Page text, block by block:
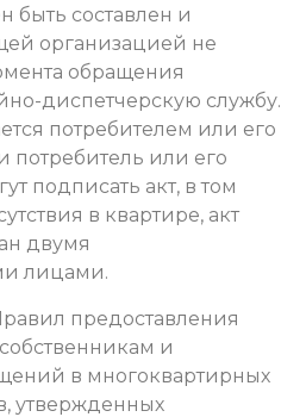
быть составлен и
организацией не
обращения
диспетчерскую службу.
потребителем или его
потребитель или его
подписать акт, в том
в квартире, акт
двумя
лицами.
предоставления
и
в многоквартирных
утвержденных